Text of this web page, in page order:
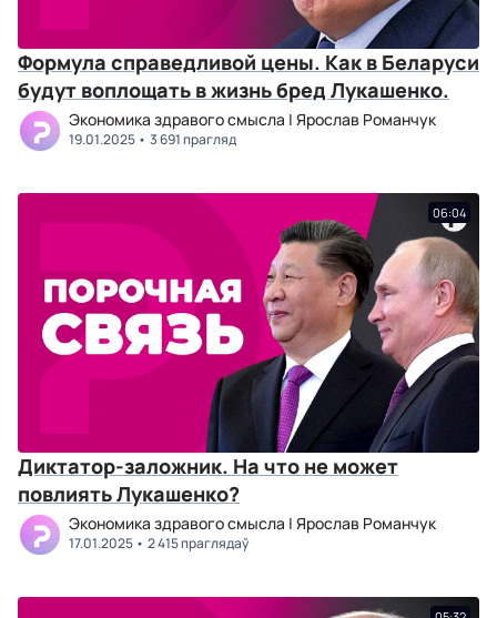
Формула справедливой цены. Как в Беларуси
будут воплощать в жизнь бред Лукашенко.
Экономика здравого смысла | Ярослав Романчук
19.01.2025 3 691 прагляд
06:04
Диктатор-заложник. На что не может
повлиять Лукашенко?
Экономика здравого смысла | Ярослав Романчук
17.01.2025 2 415 праглядаў